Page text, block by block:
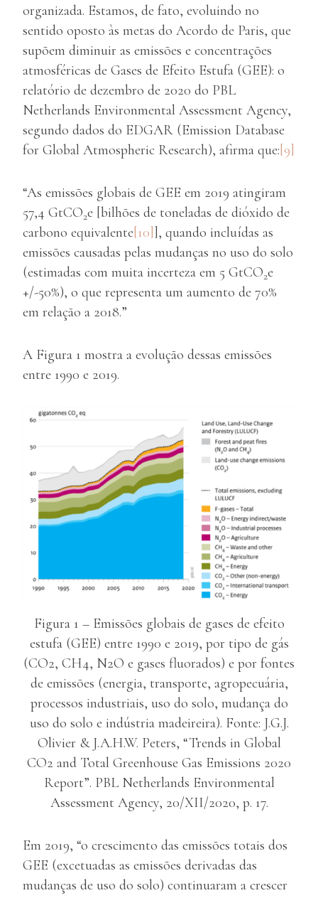
organizada. Estamos, de fato, evoluindo no
sentido oposto às metas do Acordo de Paris, que
supõem diminuir as emissões e concentrações
atmosféricas de Gases de Efeito Estufa (GEE): o
relatório de dezembro de 2020 do PBL
Netherlands Environmental Assessment Agency,
segundo dados do EDGAR (Emission Database
for Global Atmospheric Research), afirma que:[9]
“As emissões globais de GEE em 2019 atingiram
57,4 GtCO2e [bilhões de toneladas de dióxido de
carbono equivalente[10]], quando incluídas as
emissões causadas pelas mudanças no uso do solo
(estimadas com muita incerteza em 5 GtCO2e
+/-50%), o que representa um aumento de 70%
em relação a 2018.”
A Figura 1 mostra a evolução dessas emissões
entre 1990 e 2019.
Figura 1 – Emissões globais de gases de efeito
estufa (GEE) entre 1990 e 2019, por tipo de gás
(CO2, CH4, N2O e gases fluorados) e por fontes
de emissões (energia, transporte, agropecuária,
processos industriais, uso do solo, mudança do
uso do solo e indústria madeireira). Fonte: J.G.J.
Olivier & J.A.H.W. Peters, “Trends in Global
CO2 and Total Greenhouse Gas Emissions 2020
Report”. PBL Netherlands Environmental
Assessment Agency, 20/XII/2020, p. 17.
Em 2019, “o crescimento das emissões totais dos
GEE (excetuadas as emissões derivadas das
mudanças de uso do solo) continuaram a crescer